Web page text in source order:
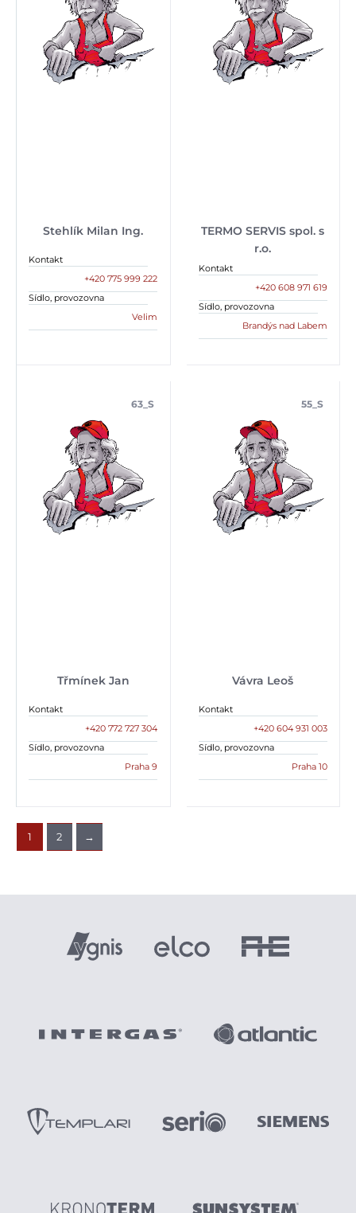
Stehlík Milan Ing.
Kontakt
+420 775 999 222
Sídlo, provozovna
Velim
TERMO SERVIS spol. s
r.o.
Kontakt
+420 608 971 619
Sídlo, provozovna
Brandýs nad Labem
Třmínek Jan
63_S
Kontakt
+420 772 727 304
Sídlo, provozovna
Praha 9
Vávra Leoš
55_S
Kontakt
+420 604 931 003
Sídlo, provozovna
Praha 10
1 2 →